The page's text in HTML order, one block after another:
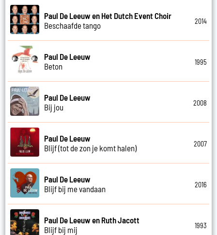
Paul De Leeuw en Het Dutch Event Choir
Beschaafde tango
2014
Paul De Leeuw
Beton
1995
Paul De Leeuw
Bij jou
2008
Paul De Leeuw
Blijf (tot de zon je komt halen)
2007
Paul De Leeuw
Blijf bij me vandaan
2016
Paul De Leeuw en Ruth Jacott
Blijf bij mij
1993